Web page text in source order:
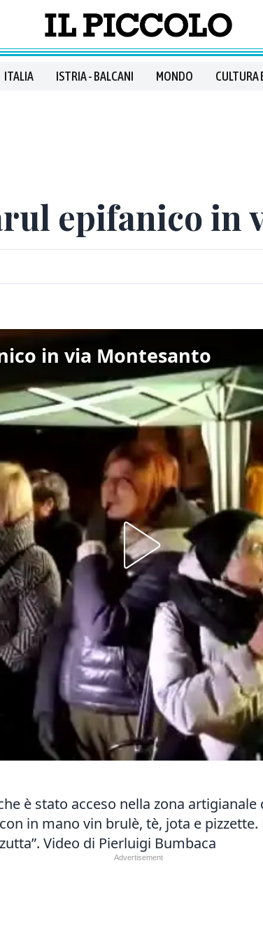
ITALIA ISTRIA - BALCANI MONDO CULTURA
epifanico in
in via Montesanto
è stato acceso nella zona
in mano vin brulè, tè, jota e
Video di Pierluigi Bumbaca